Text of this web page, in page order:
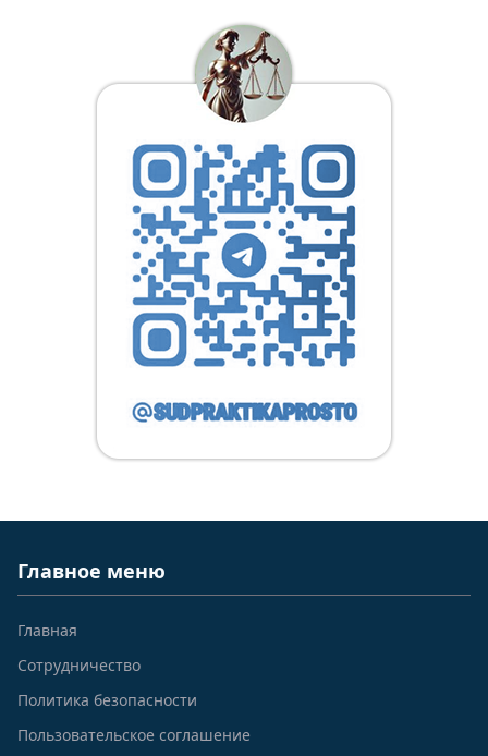
Главное меню
Главная
Сотрудничество
Политика безопасности
Пользовательское соглашение